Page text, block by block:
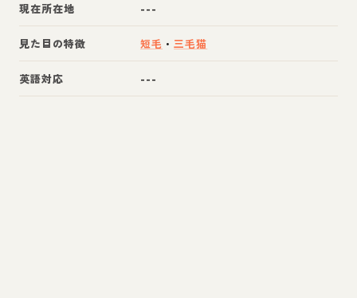
現在所在地 ---
見た目の特徴 短毛 ・三毛猫
英語対応 ---